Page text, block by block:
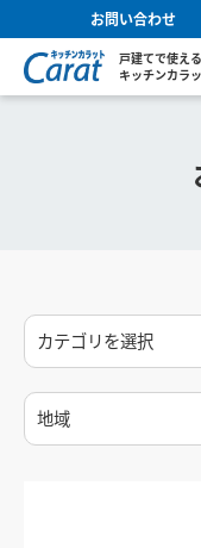
お問い合わせ
戸建てで使え
キッチンカラ
カテゴリを選択
地域